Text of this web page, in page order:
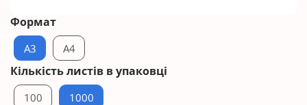
Формат
A3 A4
Кількість листів в упаковці
100 1000